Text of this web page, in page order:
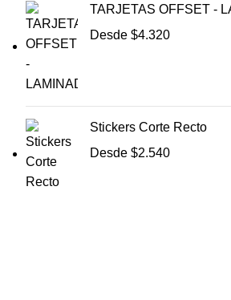
TARJETAS OFFSET -
Desde $4.320
Stickers Corte Recto
Desde $2.540